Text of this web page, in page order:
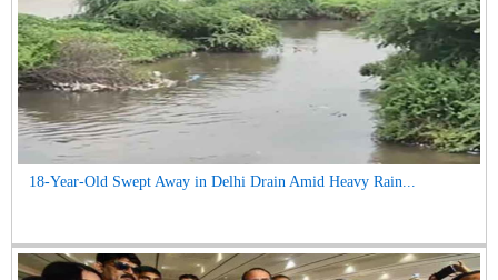
18-Year-Old Swept Away in Delhi Drain Amid Heavy Rain...